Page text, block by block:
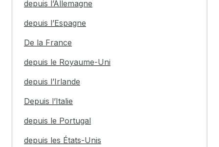
depuis l’Allemagne
depuis l’Espagne
De la France
depuis le Royaume-Uni
depuis l’Irlande
Depuis l’Italie
depuis le Portugal
depuis les États-Unis